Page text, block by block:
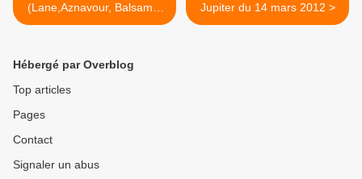
(Lane,Aznavour, Balsamo,
Rodrigo ..) Châtelet
Jupiter du 14 mars 2012 >
Hébergé par Overblog
Top articles
Pages
Contact
Signaler un abus